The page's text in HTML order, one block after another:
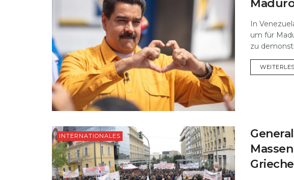
In
um für
zu
INTERNATIONALES